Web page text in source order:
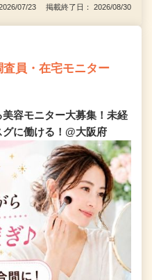
07/23 掲載終了日： 2026/08/30
員・在宅モニター
容モニター大募集！未経
に働ける！@大阪府